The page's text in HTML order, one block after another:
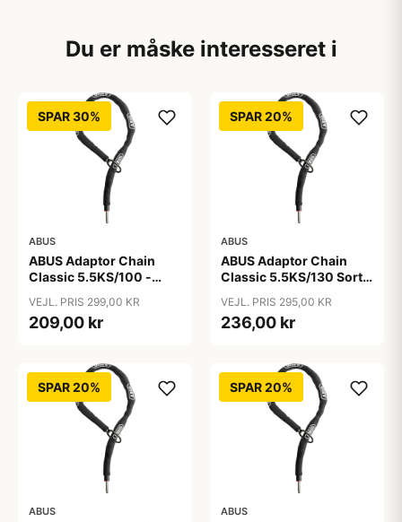
Du er måske interesseret i
SPAR 30%
ABUS
ABUS Adaptor Chain
Classic 5.5KS/100 -
VEJL. PRIS 299,00 KR
209,00 kr
SPAR 20%
ABUS
ABUS Adaptor Chain
Classic 5.5KS/130 Sort -
VEJL. PRIS 295,00 KR
236,00 kr
SPAR 20%
ABUS
SPAR 20%
ABUS